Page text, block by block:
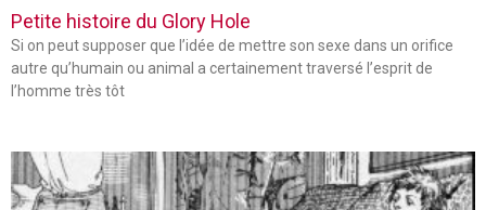
Petite histoire du Glory Hole
Si on peut supposer que l’idée de mettre son sexe dans un orifice
autre qu’humain ou animal a certainement traversé l’esprit de
l’homme très tôt